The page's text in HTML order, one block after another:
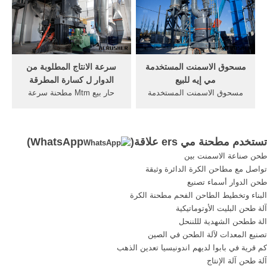
الرأسية طاحونة الحجارة
المصنعة في دلهي. أكثر من
مقال على
سرعة الانتاج المطلوبة من
الدوار ل كسارة المطرقة
حار بيع Mtm مطحنة سرعة
مطحنة mtm السرعة
مسحوق الاسمنت المستخدمة
مي إيه للبيع
مسحوق الاسمنت المستخدمة
تستخدم حلول كسارة تسمى
حل سحق الحجارة أو حل
كسارة الصخور أيضا في عملية
صناعة حجر أو ...
تستخدم مطحنة مي ers علاقة( WhatsApp
)
طحن صناعة الاسمنت بين
تواصل مع مطاحن الكرة الدائرة وثيقة
طحن الدوار أسماء تصنيع
البناء وتخطيط الطاحن الفحم مطحنة الكرة
آلة طحن البليت الأوتوماتيكية
الة ططحن الشهدية لللننحل
تصنيع المعدات لآلة الطحن في الصين
كم قرية في بابوا لديهم اندونيسيا تعدين الذهب
آلة طحن آلة الإنتاج